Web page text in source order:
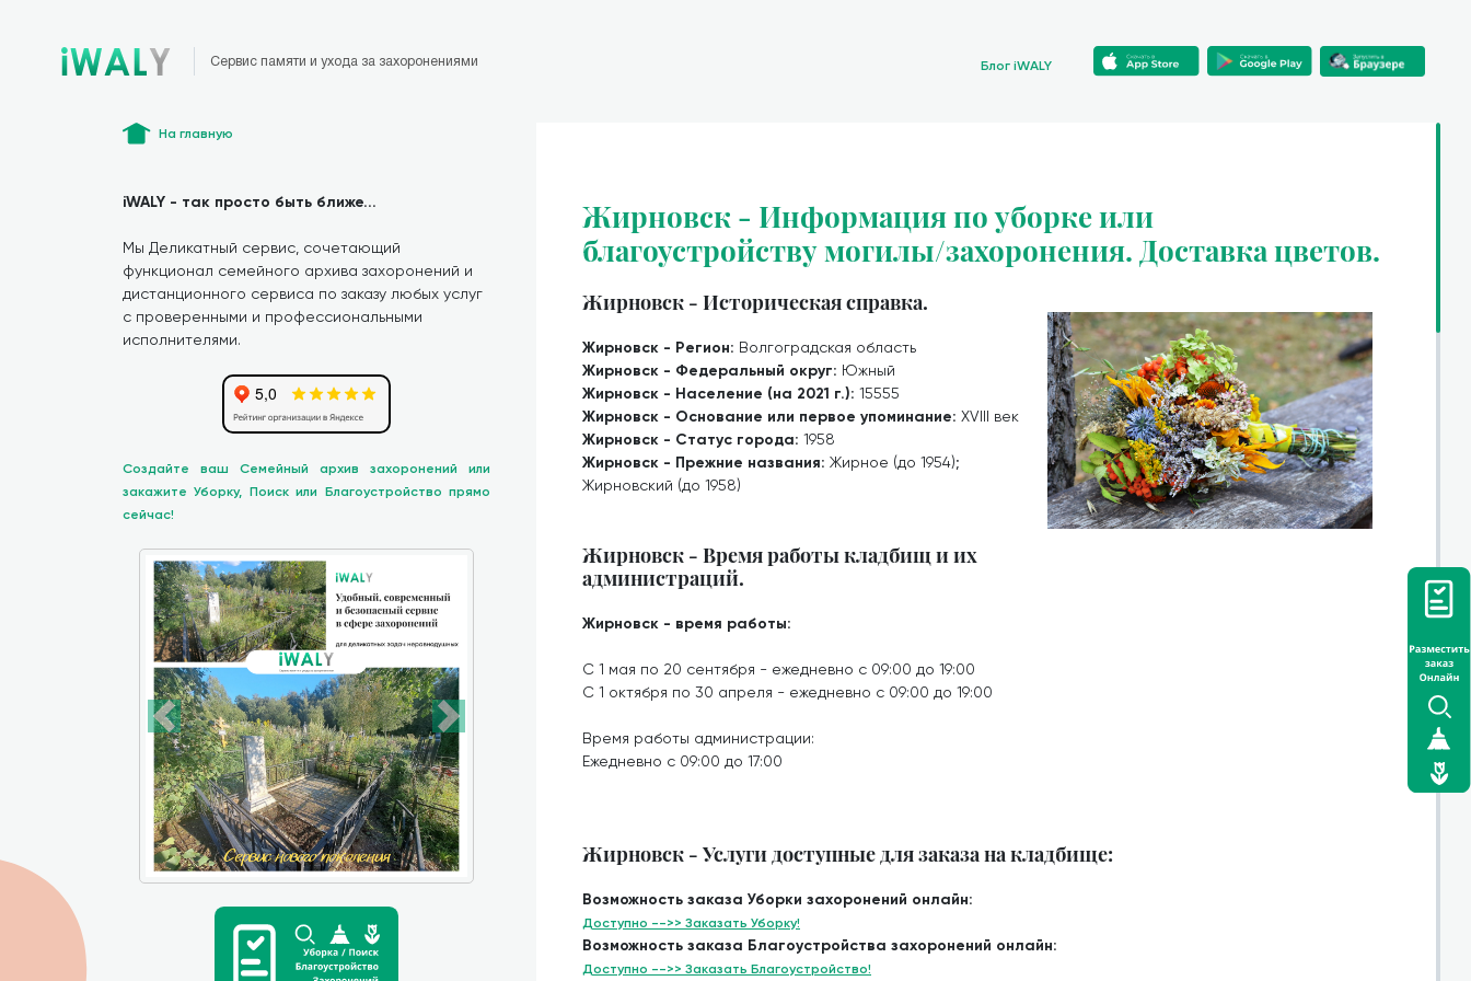
Сервис памяти и ухода за захоронениями Блог iWALY
На главную
iWALY - так просто быть ближе...
Мы Деликатный сервис, сочетающий
функционал семейного архива захоронений и
дистанционного сервиса по заказу любых услуг
с проверенными и профессиональными
исполнителями.
Создайте ваш Семейный архив захоронений или
закажите Уборку, Поиск или Благоустройство прямо
сейчас!
Жирновск - Информация по уборке или
благоустройству могилы/захоронения. Доставка цветов.
Жирновск - Историческая справка.
Жирновск - Регион: Волгоградская область
Жирновск - Федеральный округ: Южный
Жирновск - Население (на 2021 г.): 15555
Жирновск - Основание или первое упоминание: XVIII век
Жирновск - Статус города: 1958
Жирновск - Прежние названия: Жирное (до 1954);
Жирновский (до 1958)
Жирновск - Время работы кладбищ и их
администраций.
Жирновск - время работы:
С 1 мая по 20 сентября - ежедневно с 09:00 до 19:00
С 1 октября по 30 апреля - ежедневно с 09:00 до 19:00
Время работы администрации:
Ежедневно с 09:00 до 17:00
Жирновск - Услуги доступные для заказа на кладбище:
Возможность заказа Уборки захоронений онлайн:
Доступно -->> Заказать Уборку!
Возможность заказа Благоустройства захоронений онлайн:
Доступно -->> Заказать Благоустройство!